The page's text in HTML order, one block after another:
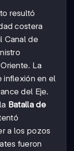
resultó
costera
Canal de
La
inflexión en el
del Eje.
Batalla de
a los pozos
fueron